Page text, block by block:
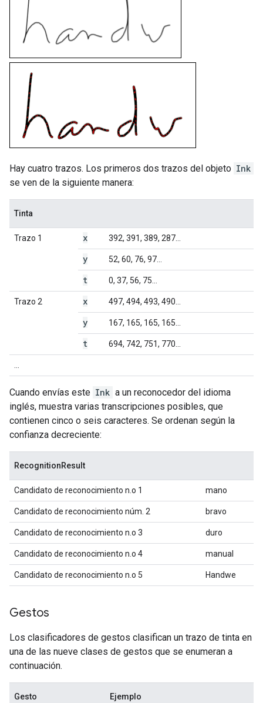
Hay cuatro trazos. Los primeros dos trazos del objeto Ink
se ven de la siguiente manera:
Tinta
Trazo 1 x 392, 391, 389, 287...
y 52, 60, 76, 97...
t 0, 37, 56, 75...
Trazo 2 x 497, 494, 493, 490...
y 167, 165, 165, 165...
t 694, 742, 751, 770...
Cuando envías este Ink a un reconocedor del idioma
inglés, muestra varias transcripciones posibles, que
contienen cinco o seis caracteres. Se ordenan según la
confianza decreciente:
RecognitionResult
Candidato de reconocimiento n.o 1 mano
Candidato de reconocimiento núm. 2 bravo
Candidato de reconocimiento n.o 3 duro
Candidato de reconocimiento n.o 4 manual
Candidato de reconocimiento n.o 5 Handwe
Gestos
Los clasificadores de gestos clasifican un trazo de tinta en
una de las nueve clases de gestos que se enumeran a
continuación.
Gesto Ejemplo